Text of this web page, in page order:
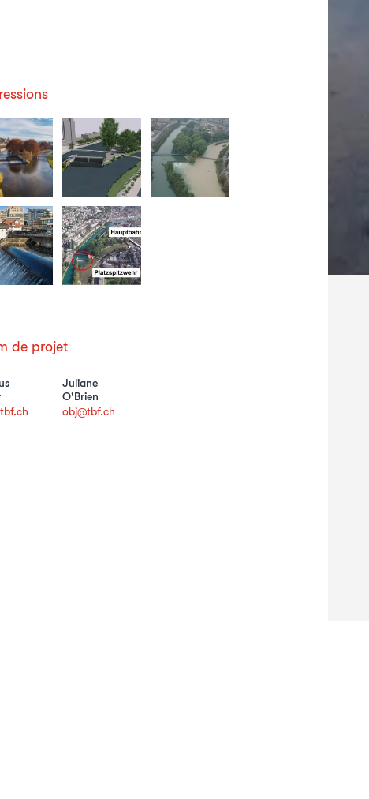
de projet
Juliane
O'Brien
obj@tbf.ch